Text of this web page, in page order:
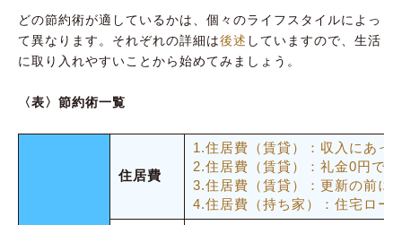
購入する
21.食費：お弁当や水筒を持ち歩く
する
23.交際費：人付き合いで使う予算・参加する
24.美容費：予約サイトやアプリを活用する
25.服飾費：フリマアプリを活用する
どの節約術が適しているかは、個々のライフスタイルによっ
て異なります。それぞれの詳細は後述 していますので、生活
に取り入れやすいことから始めてみましょう。
〈表〉節約術一覧
住居費
1.住居費（賃貸）：収入にあっ
2.住居費（賃貸）：礼金0円で
3.住居費（賃貸）：更新の前に
4.住居費（持ち家）：住宅ロー